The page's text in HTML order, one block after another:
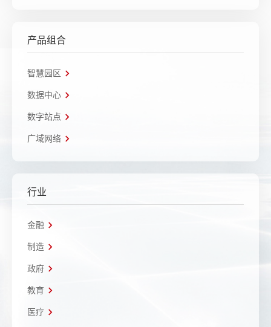
产品组合
智慧园区
数据中心
数字站点
广域网络
行业
金融
制造
政府
教育
医疗